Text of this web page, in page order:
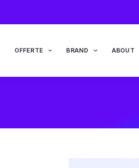
OFFERTE BRAND ABOUT